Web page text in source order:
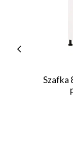
Szafka